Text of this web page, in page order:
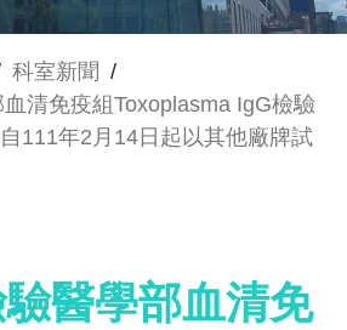
科室新聞 /
清免疫組Toxoplasma IgG檢驗
111年2月14日起以其他廠牌試
醫學部血清免